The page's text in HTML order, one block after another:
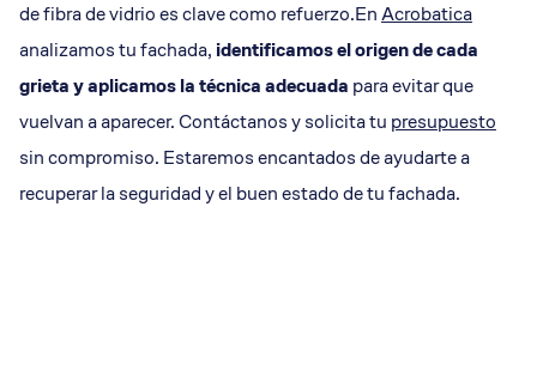
de fibra de vidrio es clave como refuerzo.EnAcrobatica
analizamos tu fachada, identificamos el origen de cada
grieta y aplicamos la técnica adecuada para evitar que
vuelvan a aparecer. Contáctanos y solicita tu presupuesto
sin compromiso. Estaremos encantados de ayudarte a
recuperar la seguridad y el buen estado de tu fachada.